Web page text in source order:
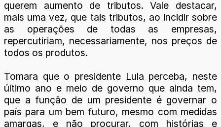
querem aumento de tributos. Vale destacar,
mais uma vez, que tais tributos, ao incidir sobre
as operações de todas as empresas,
repercutiriam, necessariamente, nos preços de
todos os produtos.
Tomara que o presidente Lula perceba, neste
último ano e meio de governo que ainda tem,
que a função de um presidente é governar o
país para um bem futuro, mesmo com medidas
amargas, e não procurar, com histórias e